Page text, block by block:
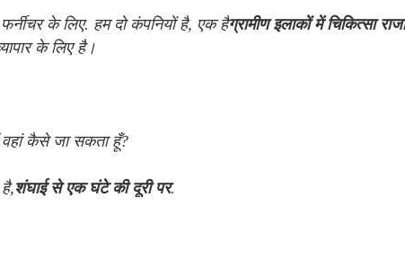
के लिए. हम दो कंपनियों है, एक हैग्रामीण इलाकों में चिकित्सा राजा
के लिए है।
वहां कैसे जा सकता हूँ?
शंघाई से एक घंटे की दूरी पर.